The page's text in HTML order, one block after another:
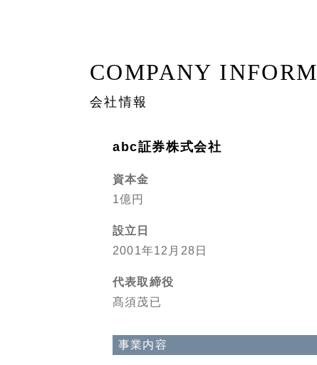
COMPANY
会社情報
abc証券株式会社
資本金
1億円
設立日
2001年12月28日
代表取締役
髙須茂已
事業内容